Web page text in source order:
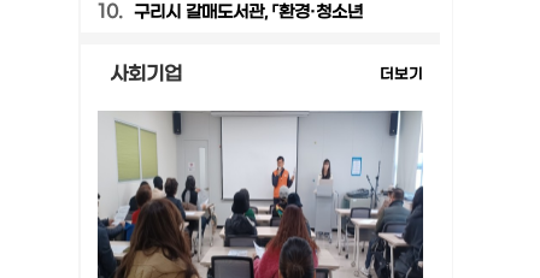
10. 구리시 갈매도서관, 「환경·청소년
사회기업 더보기